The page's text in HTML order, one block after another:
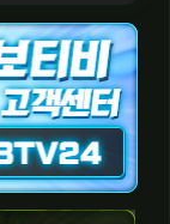
⛔람보티비 [정회원 등급UP! 안내사항]
⛔람보티비 [채팅방 이용시 주의사항]
⛔람보티비 [공식보증업체 안내]